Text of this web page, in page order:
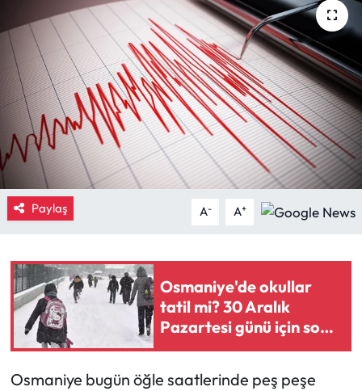
Paylaş A- A+
Osmaniye'de okullar
tatil mi? 30 Aralık
Pazartesi günü için son
durum!
Osmaniye bugün öğle saatlerinde peş peşe
İskilip Haberleri
Kargı Haberleri
Kimdir?
Kültür Sanat
Laçin Haberleri
Mecitözü Haberleri
Oğuzlar Haberleri